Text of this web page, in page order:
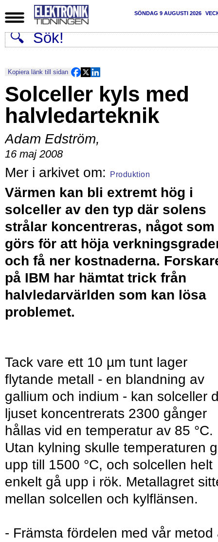
SÖNDAG 9 AUGUSTI 2026
Kopiera länk till sidan
Solceller kyls med
halvledarteknik
Adam Edström,
16 maj 2008
Produktion
Värmen kan bli extremt hög i
solceller av den typ där solens
strålar koncentreras, något som
görs för att höja
och få ner kostnaderna.
på IBM har hämtat trick från
halvledarvärlden som kan lösa
problemet.
Tack vare ett 10 µm tunt lager
flytande metall - en blandning av
gallium och indium - kan solceller
ljuset koncentrerats 2300 gånger
hållas vid en temperatur av 85 °C.
Utan kylning skulle temperaturen
upp till 1500 °C, och solcellen helt
enkelt gå upp i rök. Metallagret
mellan solcellen och kylflänsen.
- Främsta fördelen med vår metod